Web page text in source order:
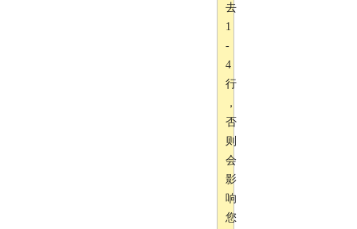
去
1
-
4
行
，
否
则
会
影
响
您